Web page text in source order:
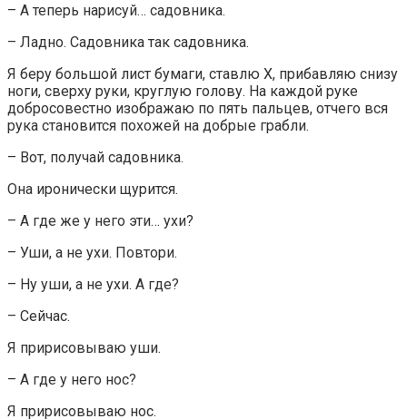
– А теперь нарисуй… садовника.
– Ладно. Садовника так садовника.
Я беру большой лист бумаги, ставлю X, прибавляю снизу
ноги, сверху руки, круглую голову. На каждой руке
добросовестно изображаю по пять пальцев, отчего вся
рука становится похожей на добрые грабли.
– Вот, получай садовника.
Она иронически щурится.
– А где же у него эти… ухи?
– Уши, а не ухи. Повтори.
– Ну уши, а не ухи. А где?
– Сейчас.
Я пририсовываю уши.
– А где у него нос?
Я пририсовываю нос.